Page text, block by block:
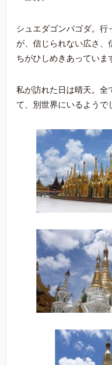
シュエダゴンパゴダ。行
が、信じられない広さ、
ちがひしめきあっていま
私が訪れた日は晴天。全
て、別世界にいるようで